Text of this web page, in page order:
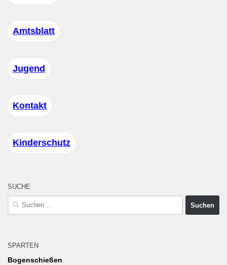
Amtsblatt
Jugend
Kontakt
Kinderschutz
SUCHE
Suchen
SPARTEN
Bogenschießen